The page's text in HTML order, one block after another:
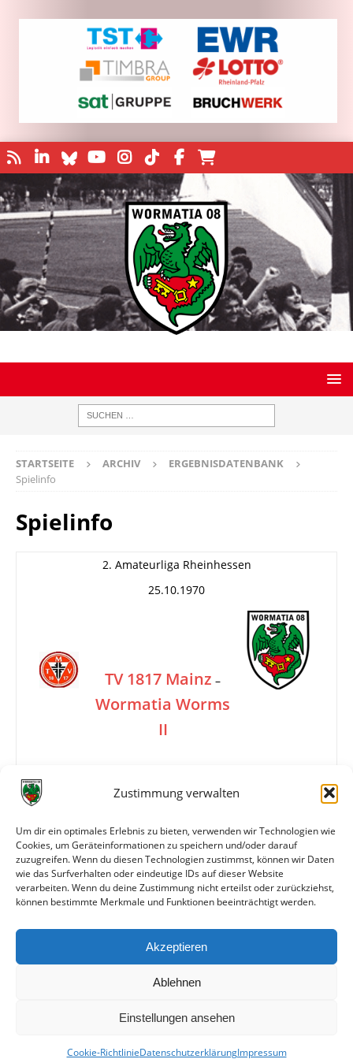
Zustimmung verwalten
Um dir ein optimales Erlebnis zu bieten, verwenden wir Technologien wie
Cookies, um Geräteinformationen zu speichern und/oder darauf
zuzugreifen. Wenn du diesen Technologien zustimmst, können wir Daten
wie das Surfverhalten oder eindeutige IDs auf dieser Website
verarbeiten. Wenn du deine Zustimmung nicht erteilst oder zurückziehst,
können bestimmte Merkmale und Funktionen beeinträchtigt werden.
Akzeptieren
Ablehnen
Einstellungen ansehen
Cookie-RichtlinieDatenschutzerklärungImpressum
STARTSEITE ARCHIV
ERGEBNISDATENBANK
Spielinfo
Spielinfo
2. Amateurliga Rheinhessen
25.10.1970
TV 1817 Mainz –
Wormatia Worms
II
0:2
Tore
0:1 K. Jäger (15.)
0:2 Herrmann (89.)
Alle bisherigen Partien der beiden Mannschaften
anzeigen